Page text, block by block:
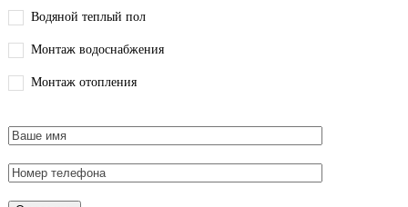
Водяной теплый пол
Монтаж водоснабжения
Монтаж отопления